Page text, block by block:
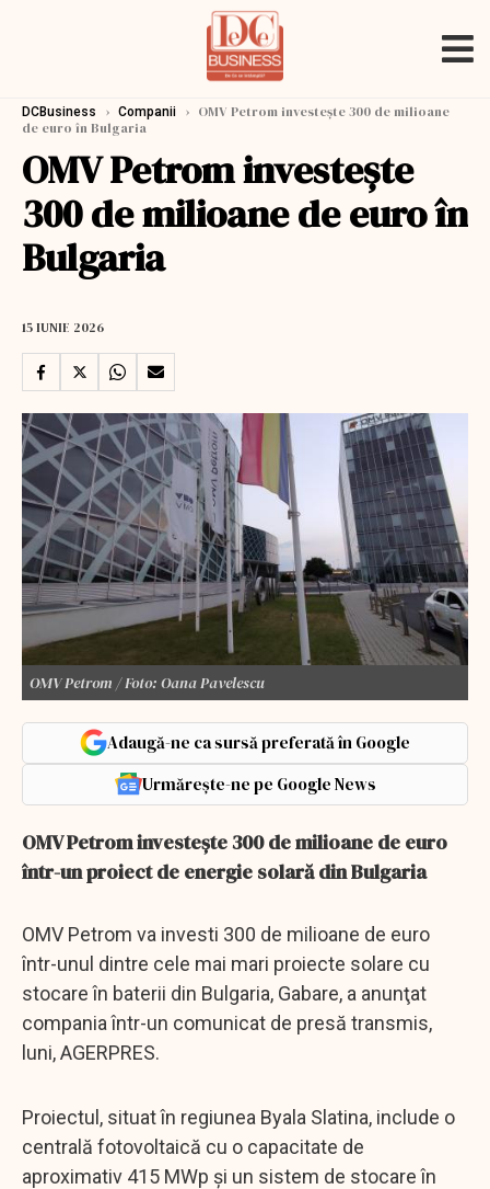
DCBusiness › Companii › OMV Petrom investeşte 300 de milioane
de euro în Bulgaria
OMV Petrom investeşte
300 de milioane de euro în
Bulgaria
15 IUNIE 2026
OMV Petrom / Foto: Oana Pavelescu
Adaugă-ne ca sursă preferată în Google
Urmărește-ne pe Google News
OMV Petrom investeşte 300 de milioane de euro
într-un proiect de energie solară din Bulgaria
OMV Petrom va investi 300 de milioane de euro
într-unul dintre cele mai mari proiecte solare cu
stocare în baterii din Bulgaria, Gabare, a anunţat
compania într-un comunicat de presă transmis,
luni, AGERPRES.
Proiectul, situat în regiunea Byala Slatina, include o
centrală fotovoltaică cu o capacitate de
aproximativ 415 MWp şi un sistem de stocare în